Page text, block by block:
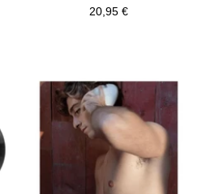
Precio
20,95 €